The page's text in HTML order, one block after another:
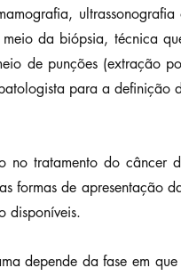
da biópsia, técnica
de punções (extração
para a definição
no tratamento do câncer
formas de apresentação
disponíveis.
depende da fase em